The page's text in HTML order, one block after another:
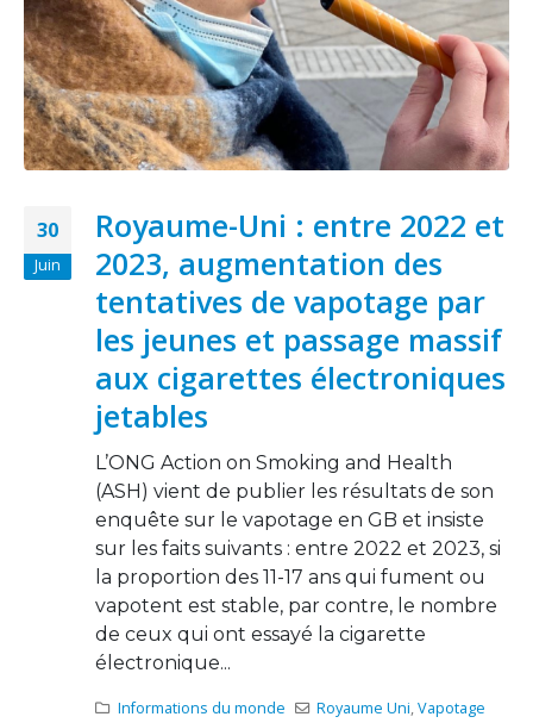
30
Juin
Royaume-Uni : entre 2022 et
2023, augmentation des
tentatives de vapotage par
les jeunes et passage massif
aux cigarettes électroniques
jetables
L’ONG Action on Smoking and Health
(ASH) vient de publier les résultats de son
enquête sur le vapotage en GB et insiste
sur les faits suivants : entre 2022 et 2023, si
la proportion des 11-17 ans qui fument ou
vapotent est stable, par contre, le nombre
de ceux qui ont essayé la cigarette
électronique...
Informations du monde Royaume Uni,Vapotage